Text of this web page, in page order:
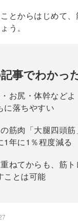
とからはじめて
う。
事でわかっ
お尻・体幹など
に落ちやすい
筋肉「大腿四頭
1年に1％程度減る
ねてからも、筋
ことは可能